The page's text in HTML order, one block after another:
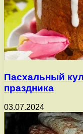
Пасхальный
праздника
03.07.2024